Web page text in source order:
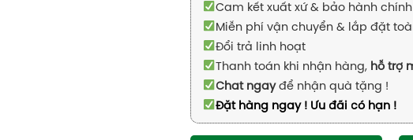
Cam kết xuất xứ & bảo hành
Miễn phí vận chuyển & lắp đặt
Đổi trả linh hoạt
Thanh toán khi nhận hàng, hỗ trợ
Chat ngayđể nhận quà tặng !
Đặt hàng ngay ! Ưu đãi có hạn !